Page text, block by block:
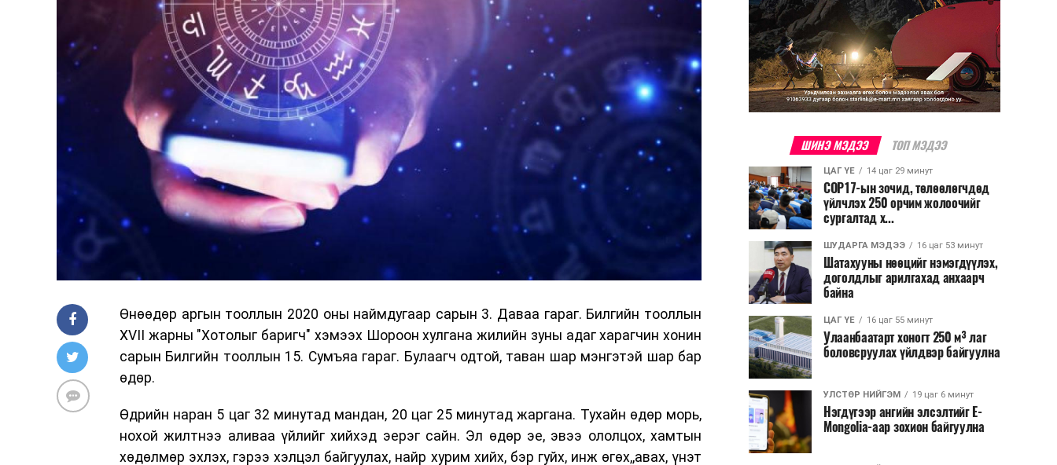
Өнөөдөр аргын тооллын 2020 оны наймдугаар сарын 3. Даваа гараг. Билгийн тооллын
XVII жарны "Хотолыг баригч" хэмээх Шороон хулгана жилийн зуны адаг харагчин хонин
сарын Билгийн тооллын 15. Сумъяа гараг. Булаагч одтой, таван шар мэнгэтэй шар бар
өдөр.
Өдрийн наран 5 цаг 32 минутад мандан, 20 цаг 25 минутад жаргана. Тухайн өдөр морь,
нохой жилтнээ аливаа үйлийг хийхэд эерэг сайн. Эл өдөр эе, эвээ ололцох, хамтын
хөдөлмөр эхлэх, гэрээ хэлцэл байгуулах, найр хурим хийх, бэр гуйх, инж өгөх,,авах, үнэт
ШИНЭ МЭДЭЭ ТОП МЭДЭЭ
ЦАГ ҮЕ 14 цаг 29 минут
COP17-ын зочид, төлөөлөгчдөд
үйлчлэх 250 орчим жолоочийг
сургалтад х...
ШУДАРГА МЭДЭЭ 16 цаг 53 минут
Шатахууны нөөцийг нэмэгдүүлэх,
доголдлыг арилгахад анхаарч
байна
ЦАГ ҮЕ 16 цаг 55 минут
Улаанбаатарт хоногт 250 м³ лаг
боловсруулах үйлдвэр байгуулна
УЛСТӨР НИЙГЭМ 19 цаг 6 минут
Нэгдүгээр ангийн элсэлтийг E-
Mongolia-аар зохион байгуулна